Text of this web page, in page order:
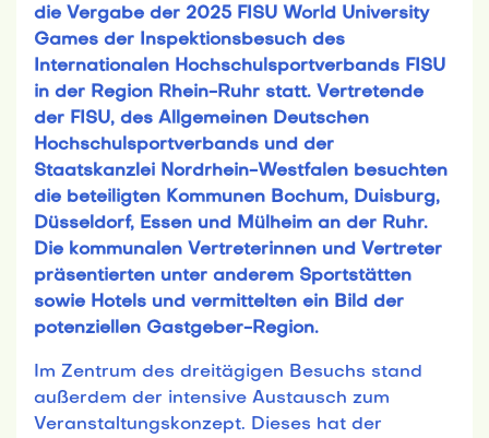
die Vergabe der 2025 FISU World University
Games der Inspektionsbesuch des
Internationalen Hochschulsportverbands FISU
in der Region Rhein-Ruhr statt. Vertretende
der FISU, des Allgemeinen Deutschen
Hochschulsportverbands und der
Staatskanzlei Nordrhein-Westfalen besuchten
die beteiligten Kommunen Bochum, Duisburg,
Düsseldorf, Essen und Mülheim an der Ruhr.
Die kommunalen Vertreterinnen und Vertreter
präsentierten unter anderem Sportstätten
sowie Hotels und vermittelten ein Bild der
potenziellen Gastgeber-Region.
Im Zentrum des dreitägigen Besuchs stand
außerdem der intensive Austausch zum
Veranstaltungskonzept. Dieses hat der